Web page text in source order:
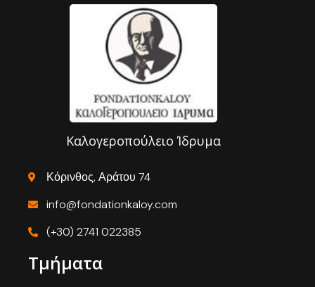
Καλογεροπούλειο Ίδρυμα
Κόρινθος, Αράτου 74
info@fondationkaloy.com
(+30) 2741 022385
Τμήματα